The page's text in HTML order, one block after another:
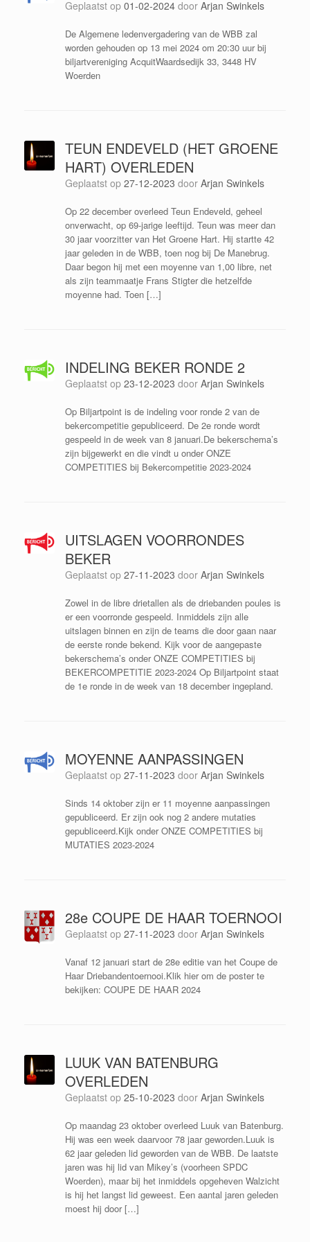
Geplaatst op 01-02-2024 door Arjan Swinkels
De Algemene ledenvergadering van de WBB zal
worden gehouden op 13 mei 2024 om 20:30 uur bij
biljartvereniging AcquitWaardsedijk 33, 3448 HV
Woerden
TEUN ENDEVELD (HET GROENE
HART) OVERLEDEN
Geplaatst op 27-12-2023 door Arjan Swinkels
Op 22 december overleed Teun Endeveld, geheel
onverwacht, op 69-jarige leeftijd. Teun was meer dan
30 jaar voorzitter van Het Groene Hart. Hij startte 42
jaar geleden in de WBB, toen nog bij De Manebrug.
Daar begon hij met een moyenne van 1,00 libre, net
als zijn teammaatje Frans Stigter die hetzelfde
moyenne had. Toen […]
INDELING BEKER RONDE 2
Geplaatst op 23-12-2023 door Arjan Swinkels
Op Biljartpoint is de indeling voor ronde 2 van de
bekercompetitie gepubliceerd. De 2e ronde wordt
gespeeld in de week van 8 januari.De bekerschema’s
zijn bijgewerkt en die vindt u onder ONZE
COMPETITIES bij Bekercompetitie 2023-2024
UITSLAGEN VOORRONDES
BEKER
Geplaatst op 27-11-2023 door Arjan Swinkels
Zowel in de libre drietallen als de driebanden poules is
er een voorronde gespeeld. Inmiddels zijn alle
uitslagen binnen en zijn de teams die door gaan naar
de eerste ronde bekend. Kijk voor de aangepaste
bekerschema’s onder ONZE COMPETITIES bij
BEKERCOMPETITIE 2023-2024 Op Biljartpoint staat
de 1e ronde in de week van 18 december ingepland.
MOYENNE AANPASSINGEN
Geplaatst op 27-11-2023 door Arjan Swinkels
Sinds 14 oktober zijn er 11 moyenne aanpassingen
gepubliceerd. Er zijn ook nog 2 andere mutaties
gepubliceerd.Kijk onder ONZE COMPETITIES bij
MUTATIES 2023-2024
28e COUPE DE HAAR TOERNOOI
Geplaatst op 27-11-2023 door Arjan Swinkels
Vanaf 12 januari start de 28e editie van het Coupe de
Haar Driebandentoernooi.Klik hier om de poster te
bekijken: COUPE DE HAAR 2024
LUUK VAN BATENBURG
OVERLEDEN
Geplaatst op 25-10-2023 door Arjan Swinkels
Op maandag 23 oktober overleed Luuk van Batenburg.
Hij was een week daarvoor 78 jaar geworden.Luuk is
62 jaar geleden lid geworden van de WBB. De laatste
jaren was hij lid van Mikey’s (voorheen SPDC
Woerden), maar bij het inmiddels opgeheven Walzicht
is hij het langst lid geweest. Een aantal jaren geleden
moest hij door […]